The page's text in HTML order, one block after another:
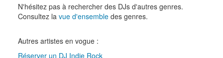
N'hésitez pas à rechercher des DJs d'autres genres.
Consultez la vue d'ensembledes genres.
Autres artistes en vogue :
Réserver un DJ Indie Rock